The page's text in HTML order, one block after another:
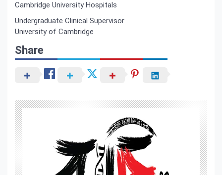
Cambridge University Hospitals
Undergraduate Clinical Supervisor
University of Cambridge
Share